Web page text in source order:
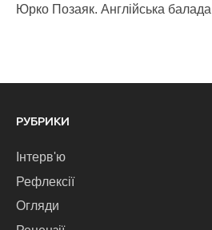
Юрко Позаяк. Англійська балада
РУБРИКИ
Інтерв'ю
Рефлексії
Огляди